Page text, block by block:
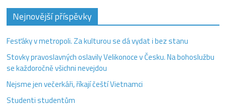
Nejnovější příspěvky
Fesťáky v metropoli. Za kulturou se dá vydat i bez stanu
Stovky pravoslavných oslavily Velikonoce v Česku. Na bohoslužbu
se každoročně všichni nevejdou
Nejsme jen večerkáři, říkají čeští Vietnamci
Studenti studentům